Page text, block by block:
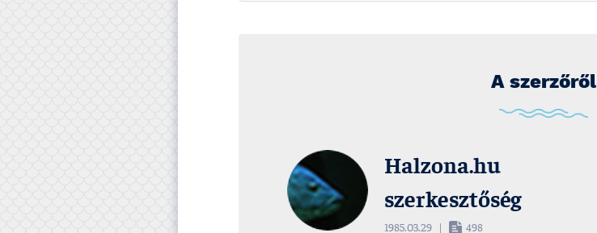
A szerzőről
Halzona.hu
szerkesztőség
1985.03.29 498